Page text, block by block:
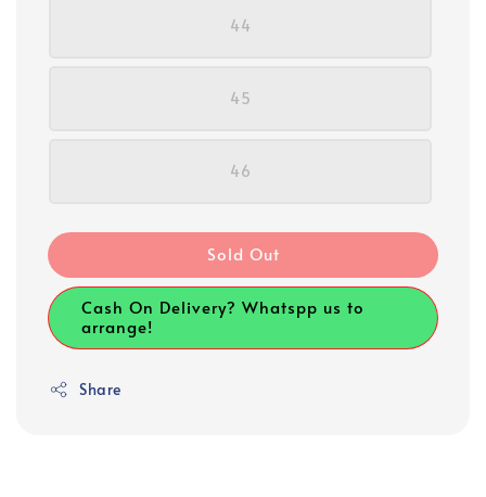
44
45
46
Sold Out
Cash On Delivery? Whatspp us to
arrange!
Share